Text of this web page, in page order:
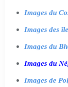
Images du
Images des
Images du
Images du
Images de